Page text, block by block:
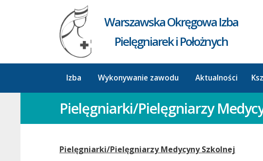
Warszawska Okręgowa Izba
Pielęgniarek i Położnych
Izba Wykonywanie zawodu Aktualności
Pielęgniarki/Pielęgniarzy
Pielęgniarki/Pielęgniarzy Medycyny Szkolnej